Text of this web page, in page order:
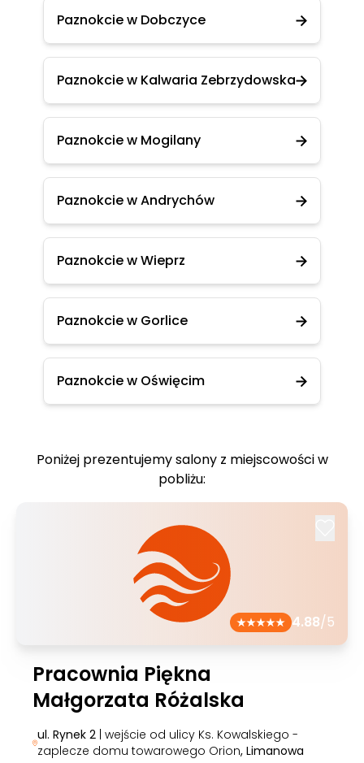
Paznokcie w Dobczyce
Paznokcie w Kalwaria Zebrzydowska
Paznokcie w Mogilany
Paznokcie w Andrychów
Paznokcie w Wieprz
Paznokcie w Gorlice
Paznokcie w Oświęcim
Poniżej prezentujemy salony z miejscowości w
pobliżu:
4.88/5
Pracownia Piękna
Małgorzata Różalska
ul. Rynek 2| wejście od ulicy Ks. Kowalskiego -
zaplecze domu towarowego Orion, Limanowa